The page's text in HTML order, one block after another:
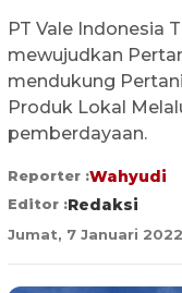
PT Vale Indonesia
mewujudkan
mendukung
Produk Lokal
pemberdayaan.
Reporter :Wahyudi
Editor :Redaksi
Jumat, 7 Januari 2022